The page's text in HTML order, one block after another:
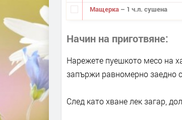
Мащерка – 1 ч.л. сушена
Начин на приготвяне
Нарежете пуешкото месо на
запържи равномерно заедно
След като хване лек загар,